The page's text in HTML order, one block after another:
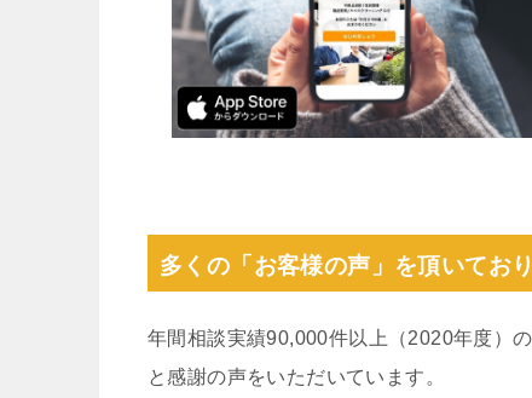
多くの「お客様の声」を頂いてお
年間相談実績90,000件以上（2020年度）
と感謝の声をいただいています。